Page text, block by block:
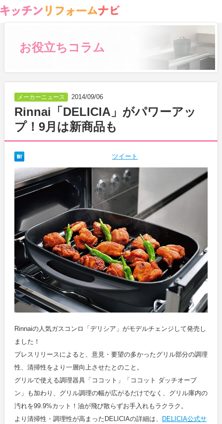
お役立ちコラム
メーカーニュース 2014/09/06
Rinnai「DELICIA」がパワーアッ
プ！9月は新商品も
ツイート
Rinnaiの人気ガスコンロ「デリシア」がモデルチェンジして発売し
ました！
プレスリリースによると、意見・要望の多かったグリル部分の調理
性、清掃性をより一層向上させたとのこと。
グリルで使える調理器具「ココット」「ココット ダッチオーブ
ン」も加わり、グリル調理の幅が広がるだけでなく、グリル庫内の
汚れを99.9%カット！油が飛び散らずお手入れもラクラク。
より清掃性・調理性が高まったDELICIAの詳細は、 DELICIA公式サ